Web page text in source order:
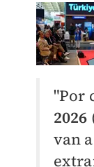
"Por
2026
van